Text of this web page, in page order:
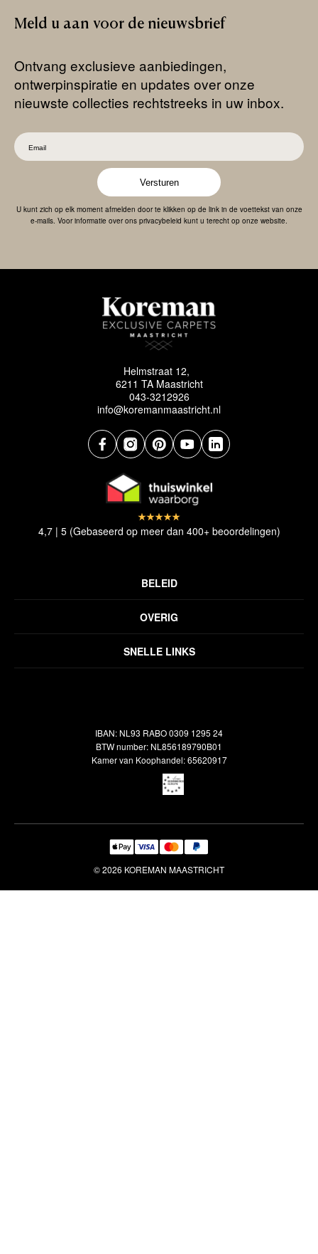
Meld u aan voor de nieuwsbrief
Ontvang exclusieve aanbiedingen,
ontwerpinspiratie en updates over onze
nieuwste collecties rechtstreeks in uw inbox.
Versturen
U kunt zich op elk moment afmelden door te klikken op de link in de voettekst van onze
e-mails. Voor informatie over ons privacybeleid kunt u terecht op onze website.
Helmstraat 12,
6211 TA Maastricht
043-3212926
info@koremanmaastricht.nl
SNELLE LINKS
OVERIG
Veelgestelde vragen
BELEID
Verzendbeleid
4,7 | 5 (Gebaseerd op meer dan 400+ beoordelingen)
IBAN: NL93 RABO 0309 1295 24
BTW number: NL856189790B01
Kamer van Koophandel: 65620917
© 2026 KOREMAN MAASTRICHT